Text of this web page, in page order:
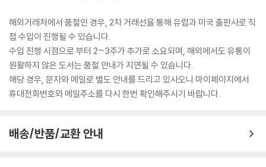
해외거래처에서 품절인 경우, 2차 거래선을 통해 유럽과 미국 출판사로 직
접 수입이 진행될 수 있습니다.
수입 진행 시점으로 부터 2~3주가 추가로 소요되며, 해외에서도 유통이
원활하지 않은 도서는 품절 안내가 지연될 수 있습니다.
해당 경우, 문자와 메일로 별도 안내를 드리고 있사오니 마이페이지에서
휴대전화번호와 메일주소를 다시 한번 확인해주시기 바랍니다.
배송/반품/교환 안내